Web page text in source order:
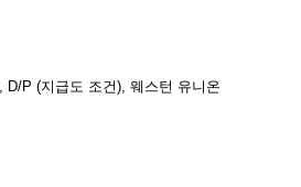
P (지급도 조건), 웨스턴 유니온,